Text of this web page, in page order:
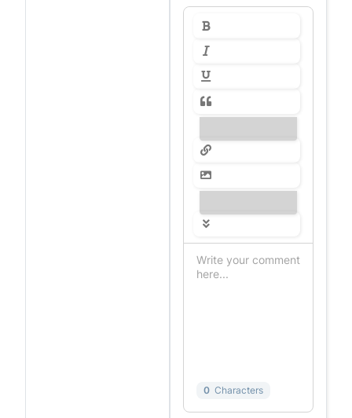
0 Characters